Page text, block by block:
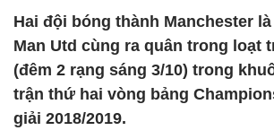
Hai đội bóng thành Manchester
Man Utd cùng ra quân trong loạt
(đêm 2 rạng sáng 3/10) trong
trận thứ hai vòng bảng
giải 2018/2019.